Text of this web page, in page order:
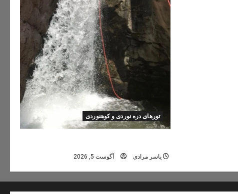
تورهای دره نوردی و کوهنوردی
یاسر مرادی آگوست 5, 2026